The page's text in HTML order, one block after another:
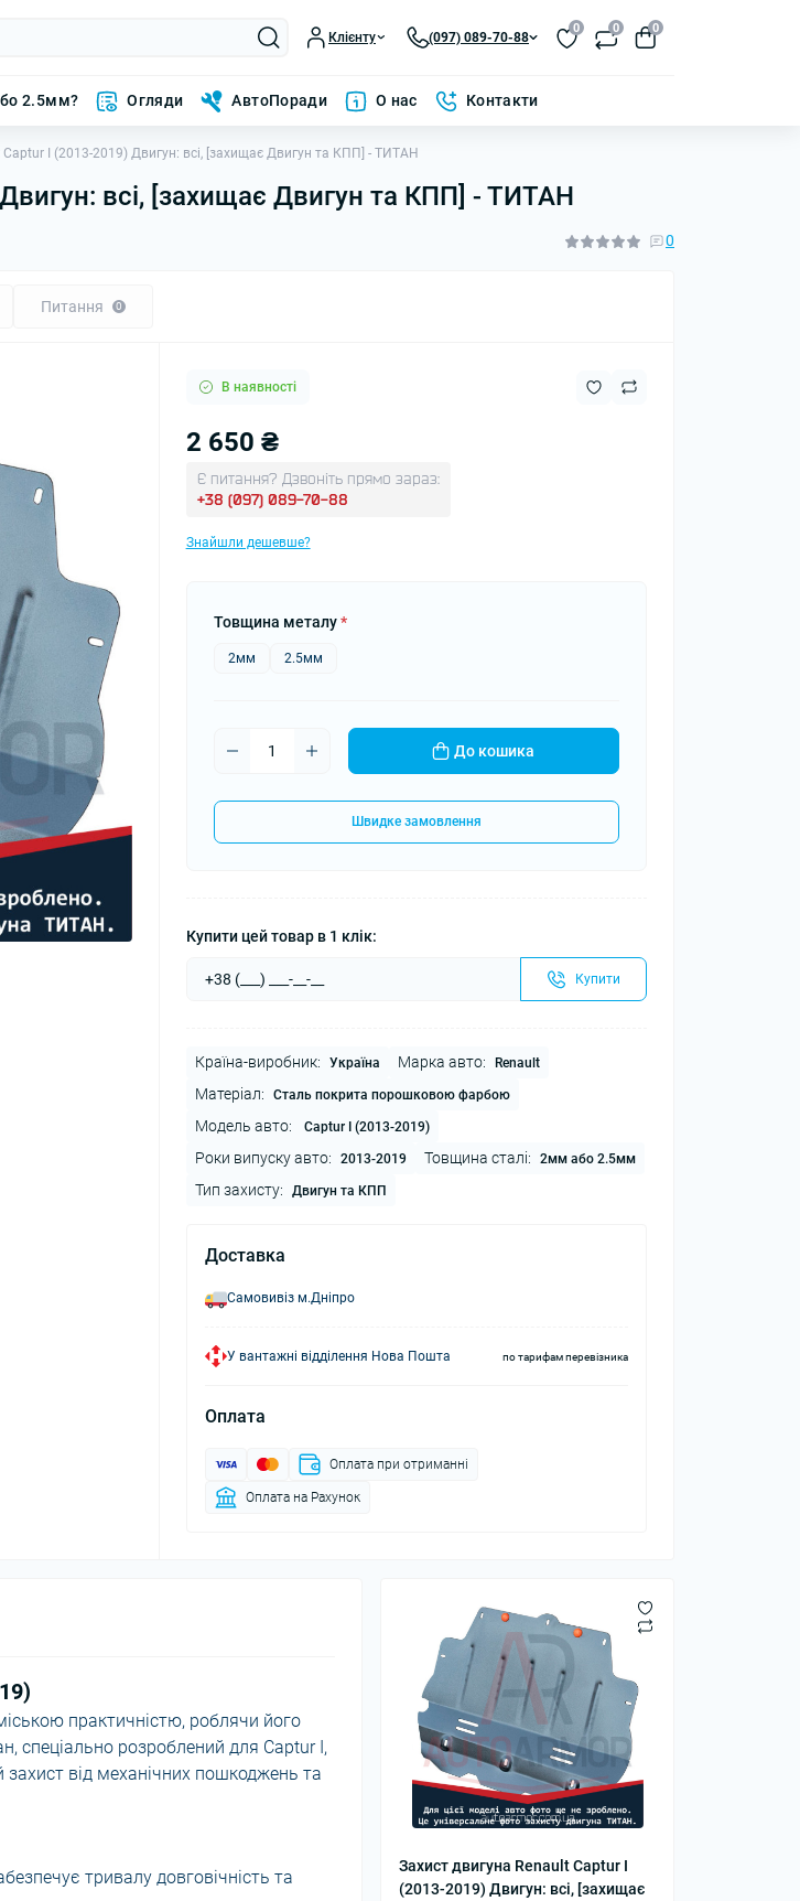
Клієнту (097) 089-70-88
0 0 0
2.5мм? Огляди АвтоПоради О нас Контакти
Captur I (2013-2019) Двигун: всі, [захищає Двигун та КПП] - ТИТАН
всі, [захищає Двигун та КПП] - ТИТАН
0
Питання 0
В наявності
2 650 ₴
Є питання? Дзвоніть прямо зараз:
+38 (097) 089-70-88
Знайшли дешевше?
Товщина металу*
2мм 2.5мм
До кошика
Швидке замовлення
Купити цей товар в 1 клік:
Купити
Країна-виробник: Україна Марка авто: Renault
Матеріал: Сталь покрита порошковою фарбою
Модель авто: Captur I (2013-2019)
Роки випуску авто: 2013-2019 Товщина сталі: 2мм або 2.5мм
Тип захисту: Двигун та КПП
Доставка
Самовивіз м.Дніпро
У вантажні відділення Нова Пошта по тарифам перевізника
Оплата
Оплата при отриманні
Оплата на Рахунок
Захист двигуна Renault Captur I
(2013-2019) Двигун: всі, [захищає
практичністю, роблячи його
спеціально розроблений для Captur I,
захист від механічних пошкоджень та
тривалу довговічність та